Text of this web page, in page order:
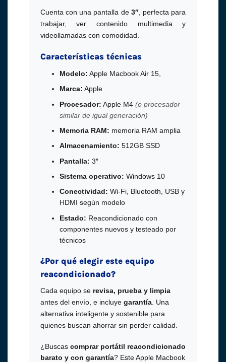
Cuenta con una pantalla de 3″, perfecta para
trabajar, ver contenido multimedia y
videollamadas con comodidad.
Características técnicas
Modelo: Apple Macbook Air 15,
Marca: Apple
Procesador: Apple M4 (o procesador
similar de igual generación)
Memoria RAM: memoria RAM amplia
Almacenamiento: 512GB SSD
Pantalla: 3″
Sistema operativo: Windows 10
Conectividad: Wi-Fi, Bluetooth, USB y
HDMI según modelo
Estado: Reacondicionado con
componentes nuevos y testeado por
técnicos
¿Por qué elegir este equipo
reacondicionado?
Cada equipo se revisa, prueba y limpia
antes del envío, e incluye garantía. Una
alternativa inteligente y sostenible para
quienes buscan ahorrar sin perder calidad.
¿Buscas comprar portátil reacondicionado
barato y con garantía? Este Apple Macbook